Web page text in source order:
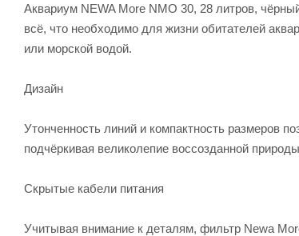
Аквариум NEWA More NMO 30, 28 литров,
всё, что необходимо для жизни обитателей
или морской водой.
Дизайн
Утонченность линий и компактность размеров
подчёркивая великолепие воссозданной
Скрытые кабели питания
Учитывая внимание к деталям, фильтр Newa